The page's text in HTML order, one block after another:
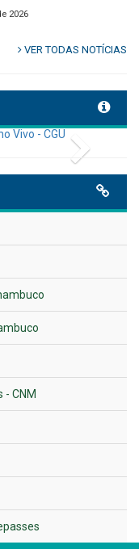
do Meio
2026
com
do
LUTO OFICIAL
2026
Next